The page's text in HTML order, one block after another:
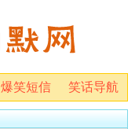
爆笑短信 笑话导航